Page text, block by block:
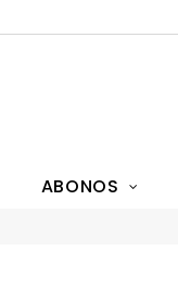
ABONOS